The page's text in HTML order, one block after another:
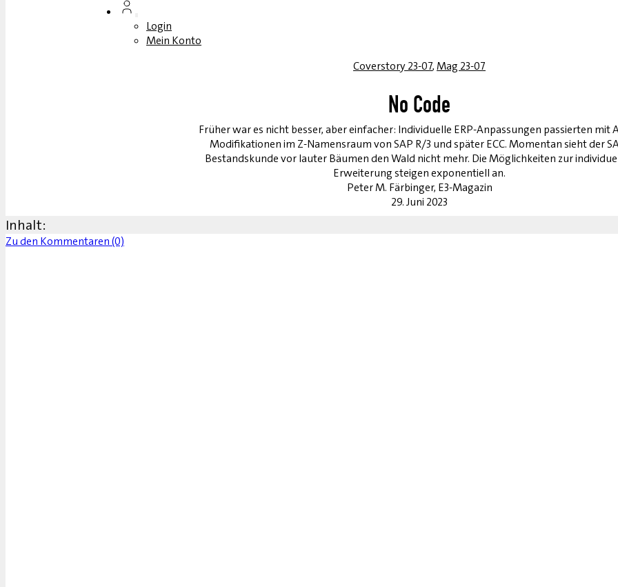
Login
Mein Konto
Coverstory 23-07,Mag 23-07
No Code
Früher war es nicht besser, aber einfacher: Individuelle ERP-Anpassungen passierten mit
Modifikationen im Z-Namensraum von SAP R/3 und später ECC. Momentan sieht der
Bestandskunde vor lauter Bäumen den Wald nicht mehr. Die Möglichkeiten zur
Erweiterung steigen exponentiell an.
Peter M. Färbinger, E3-Magazin
29. Juni 2023
Inhalt:
Zu den Kommentaren (0)